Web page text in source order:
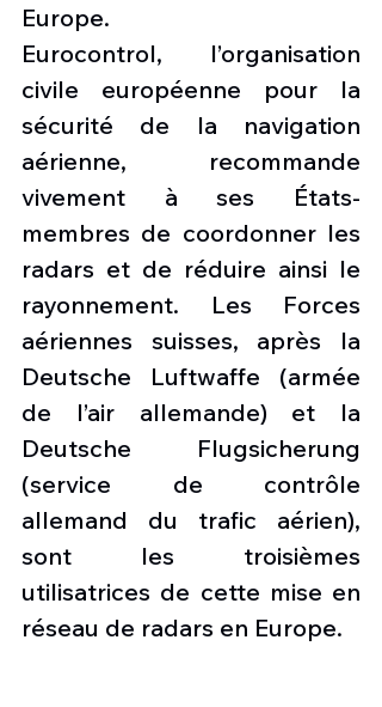
Europe.
Eurocontrol, l’organisation
civile européenne pour la
sécurité de la navigation
aérienne, recommande
vivement à ses États-
membres de coordonner les
radars et de réduire ainsi le
rayonnement. Les Forces
aériennes suisses, après la
Deutsche Luftwaffe (armée
de l’air allemande) et la
Deutsche Flugsicherung
(service de contrôle
allemand du trafic aérien),
sont les troisièmes
utilisatrices de cette mise en
réseau de radars en Europe.